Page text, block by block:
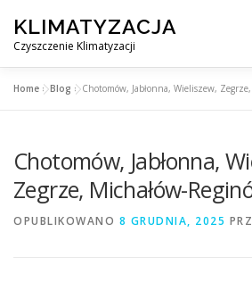
treści
KLIMATYZACJA
Czyszczenie Klimatyzacji
OBSŁUGIWANE MIASTA POD
Home »Blog »Chotomów, Jabłonna, Wieliszew,
Chotomów, Jabłonna,
Zegrze, Michałów-
OPUBLIKOWANO 8 GRUDNIA, 2025